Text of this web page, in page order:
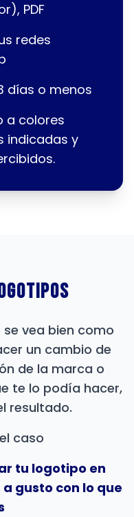
PDF
redes
días o menos
a colores
indicadas y
vea bien como
un cambio de
de la marca o
te lo podía hacer,
resultado.
caso
tu logotipo en
gusto con lo que